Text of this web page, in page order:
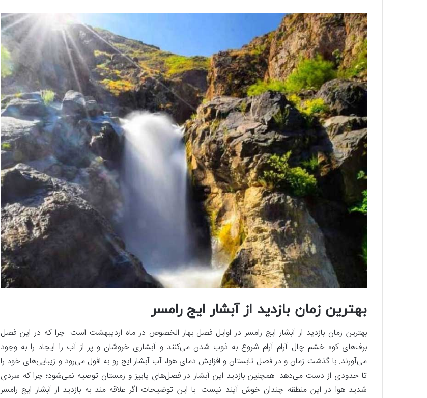
بهترین زمان بازدید از آبشار ایج رامسر
بهترین زمان بازدید از آبشار ایج رامسر در اوایل فصل بهار الخصوص در ماه اردیبهشت است. چرا که در این فصل
برف‌های کوه خشم چال آرام آرام شروع به ذوب شدن می‌کنند و آبشاری خروشان و پر از آب را ایجاد را به وجود
می‌آورند. با گذشت زمان و در فصل تابستان و افزایش دمای هوا، آب آبشار ایج رو به افول می‌رود و زیبایی‌های خود را
تا حدودی از دست می‌دهد. همچنین بازدید این آبشار در فصل‌های پاییز و زمستان توصیه نمی‌شود؛ چرا که سردی
شدید هوا در این منطقه چندان خوش آیند نیست. با این توضیحات اگر علاقه مند به بازدید از آبشار ایج رامسر